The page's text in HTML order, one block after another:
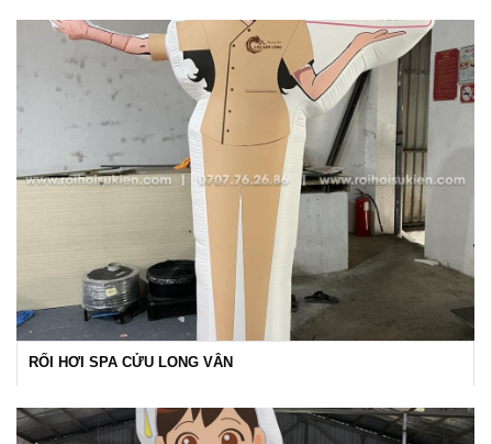
RỐI HƠI SPA CỬU LONG VÂN